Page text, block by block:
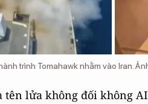
trình Tomahawk nhằm vào Iran.
tên lửa không đối không